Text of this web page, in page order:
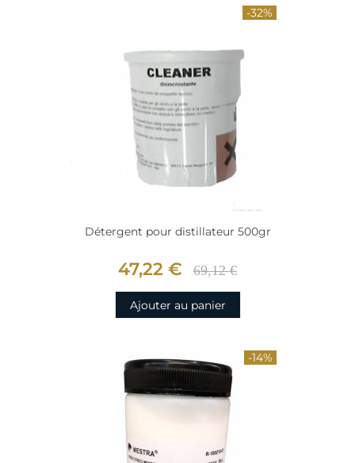
-32%
Détergent pour distillateur 500gr
47,22 € 69,12 €
Ajouter au panier
-14%